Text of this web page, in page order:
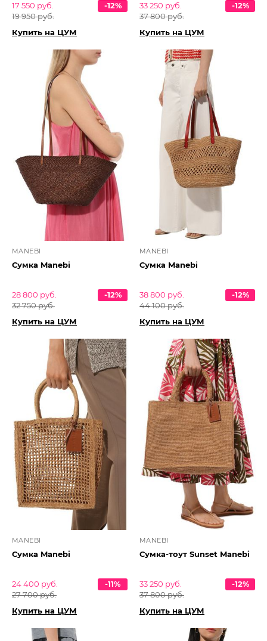
17 550 руб.
19 950 руб.
-12%
Купить на ЦУМ
33 250 руб.
37 800 руб.
-12%
Купить на ЦУМ
MANEBI
Сумка Manebi
28 800 руб.
32 750 руб.
-12%
Купить на ЦУМ
MANEBI
Сумка Manebi
38 800 руб.
44 100 руб.
-12%
Купить на ЦУМ
MANEBI
Сумка Manebi
24 400 руб.
27 700 руб.
-11%
Купить на ЦУМ
MANEBI
Сумка-тоут Sunset Manebi
33 250 руб.
37 800 руб.
-12%
Купить на ЦУМ